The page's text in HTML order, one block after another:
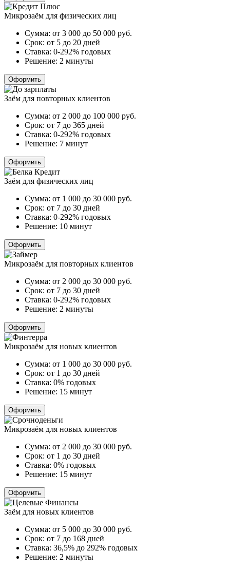
Микрозаём для физических лиц
Сумма: от 3 000 до 50 000 руб.
Срок: от 5 до 20 дней
Ставка: 0-292% годовых
Решение: 2 минуты
Оформить
Заём для повторных клиентов
Сумма: от 2 000 до 100 000 руб.
Срок: от 7 до 365 дней
Ставка: 0-292% годовых
Решение: 7 минут
Оформить
Заём для физических лиц
Сумма: от 1 000 до 30 000 руб.
Срок: от 7 до 30 дней
Ставка: 0-292% годовых
Решение: 10 минут
Оформить
Микрозаём для повторных клиентов
Сумма: от 2 000 до 30 000 руб.
Срок: от 7 до 30 дней
Ставка: 0-292% годовых
Решение: 2 минуты
Оформить
Микрозаём для новых клиентов
Сумма: от 1 000 до 30 000 руб.
Срок: от 1 до 30 дней
Ставка: 0% годовых
Решение: 15 минут
Оформить
Микрозаём для новых клиентов
Сумма: от 2 000 до 30 000 руб.
Срок: от 1 до 30 дней
Ставка: 0% годовых
Решение: 15 минут
Оформить
Заём для новых клиентов
Сумма: от 5 000 до 30 000 руб.
Срок: от 7 до 168 дней
Ставка: 36,5% до 292% годовых
Решение: 2 минуты